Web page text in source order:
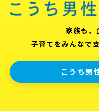
家族も、
子育てをみんなで
こうち男